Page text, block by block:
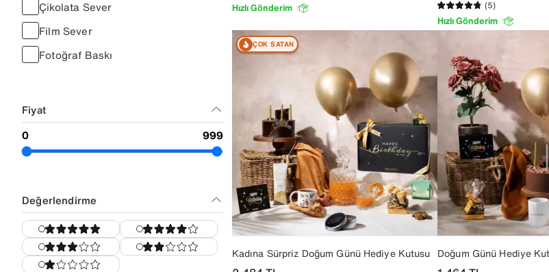
Çikolata Sever
Film Sever
Fotoğraf Baskı
Kahve Sever
Kitap Sever
Mum Sever
Tütsü Sever
Hayvansever
Kurumsal
Fiyat
Değerlendirme
Hızlı Gönderim (5)
Hızlı Gönderim
Kadına Sürpriz Doğum Günü Hediye Kutusu
ÇOK SATAN
Doğum Günü Hediye